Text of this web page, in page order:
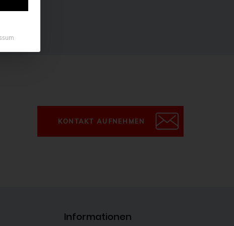
KONTAKT AUFNEHMEN
Informationen